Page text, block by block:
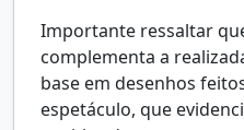
Importante ressaltar
complementa a
base em desenhos
espetáculo, que